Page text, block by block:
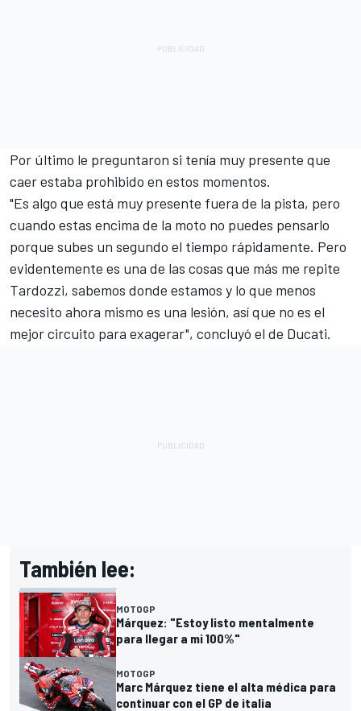
Por último le preguntaron si tenía muy presente que
caer estaba prohibido en estos momentos.
"Es algo que está muy presente fuera de la pista, pero
cuando estas encima de la moto no puedes pensarlo
porque subes un segundo el tiempo rápidamente. Pero
evidentemente es una de las cosas que más me repite
Tardozzi, sabemos donde estamos y lo que menos
necesito ahora mismo es una lesión, así que no es el
mejor circuito para exagerar", concluyó el de Ducati.
También lee:
MOTOGP
Márquez: "Estoy listo mentalmente
para llegar a mi 100%"
MOTOGP
Marc Márquez tiene el alta médica para
continuar con el GP de italia